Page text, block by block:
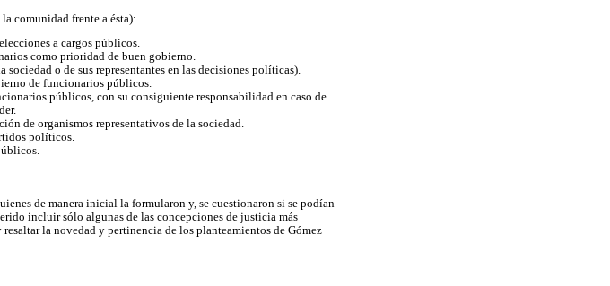
comunidad frente a ésta):
a cargos públicos.
como prioridad de buen gobierno.
o de sus representantes en las decisiones políticas).
de funcionarios públicos.
públicos, con su consiguiente responsabilidad en caso de
de organismos representativos de la sociedad.
políticos.
de manera inicial la formularon y, se cuestionaron si se podían
incluir sólo algunas de las concepciones de justicia más
la novedad y pertinencia de los planteamientos de Gómez